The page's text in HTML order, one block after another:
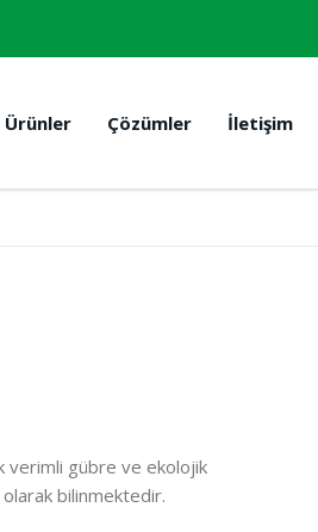
Ürünler Çözümler İletişim
verimli gübre ve ekolojik
bilinmektedir.